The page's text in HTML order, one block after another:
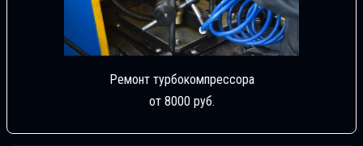
Ремонт турбокомпрессора
от 8000 руб.